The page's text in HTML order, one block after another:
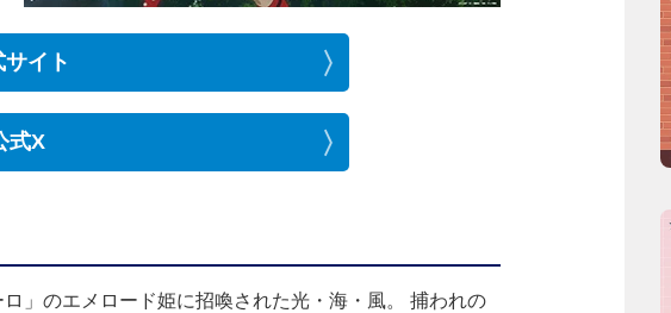
イト
式X
」のエメロード姫に招喚された光・海・風。 捕われの